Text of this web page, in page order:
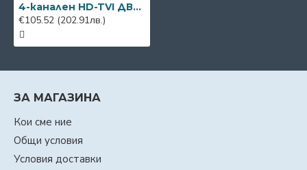
4-канален HD-TVI ДВР Hikvision iDS-7104HQHI-M1/S(С)
€105.52 (202.91лв.)
ЗА МАГАЗИНА
Кои сме ние
Общи условия
Условия доставки